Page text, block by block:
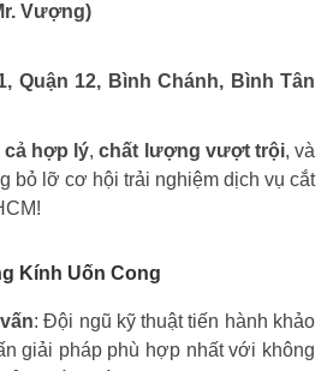
Vượng)
Quận 12, Bình Chánh, Bình Tân
cả hợp lý,chất lượng vượt trội, và
bỏ lỡ cơ hội trải nghiệm dịch vụ cắt
Kính Uốn Cong
: Đội ngũ kỹ thuật tiến hành khảo
giải pháp phù hợp nhất với không